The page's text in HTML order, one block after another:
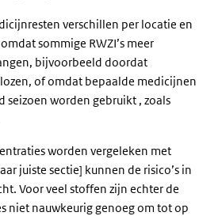
verschillen per locatie en
sommige RWZI’s meer
bijvoorbeeld doordat
of omdat bepaalde medicijnen
seizoen worden gebruikt , zoals
worden vergeleken met
juiste sectie] kunnen de risico’s in
Voor veel stoffen zijn echter de
niet nauwkeurig genoeg om tot op